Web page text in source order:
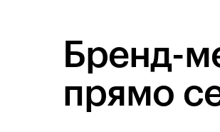
Бренд-
прямо